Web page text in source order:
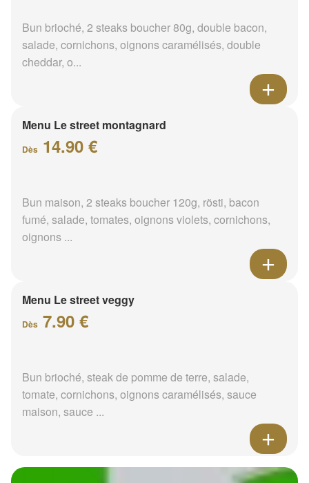
Bun brioché, 2 steaks boucher 80g, double bacon,
salade, cornichons, oignons caramélisés, double
cheddar, o...
Menu Le street montagnard
Dès 14.90 €
Bun maison, 2 steaks boucher 120g, rösti, bacon
fumé, salade, tomates, oignons violets, cornichons,
oignons ...
Menu Le street veggy
Dès 7.90 €
Bun brioché, steak de pomme de terre, salade,
tomate, cornichons, oignons caramélisés, sauce
maison, sauce ...